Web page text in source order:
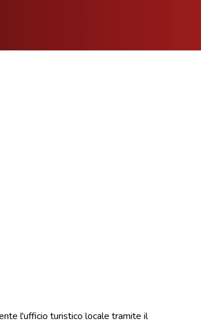
l'ufficio turistico locale tramite il